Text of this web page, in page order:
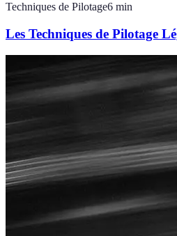
Techniques de Pilotage6 min
Les Techniques de Pilotage